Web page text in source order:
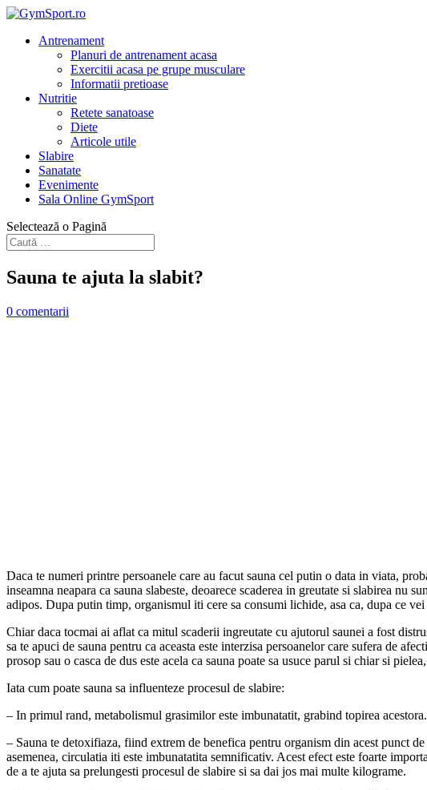
Antrenament
Planuri de antrenament acasa
Exercitii acasa pe grupe musculare
Informatii pretioase
Nutritie
Retete sanatoase
Diete
Articole utile
Slabire
Sanatate
Evenimente
Sala Online GymSport
Selectează o Pagină
Sauna te ajuta la slabit?
0 comentarii
Daca te numeri printre persoanele care au facut sauna cel putin o data in viata,
inseamna neapara ca sauna slabeste, deoarece scaderea in greutate si slabirea
adipos. Dupa putin timp, organismul iti cere sa consumi lichide, asa ca, dupa ce
Chiar daca tocmai ai aflat ca mitul scaderii ingreutate cu ajutorul saunei a fost
sa te apuci de sauna pentru ca aceasta este interzisa persoanelor care sufera de
prosop sau o casca de dus este acela ca sauna poate sa usuce parul si chiar si
Iata cum poate sauna sa influenteze procesul de slabire:
– In primul rand, metabolismul grasimilor este imbunatatit, grabind topirea acestora.
– Sauna te detoxifiaza, fiind extrem de benefica pentru organism din acest punct
asemenea, circulatia iti este imbunatatita semnificativ. Acest efect este foarte
de a te ajuta sa prelungesti procesul de slabire si sa dai jos mai multe kilograme.